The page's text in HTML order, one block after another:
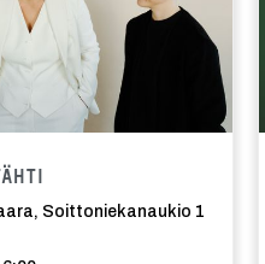
Soittoniekanaukio 1